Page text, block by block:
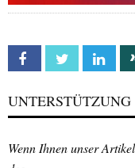
Facebook Twitter
UNTERSTÜTZUNG
Wenn Ihnen unser